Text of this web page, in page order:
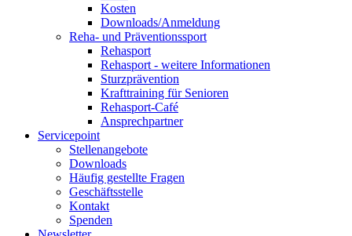
Kosten
Downloads/Anmeldung
Reha- und Präventionssport
Rehasport
Rehasport - weitere Informationen
Sturzprävention
Krafttraining für Senioren
Rehasport-Café
Ansprechpartner
Servicepoint
Stellenangebote
Downloads
Häufig gestellte Fragen
Geschäftsstelle
Kontakt
Spenden